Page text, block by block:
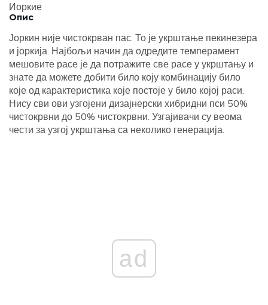
Иоркие
Опис
Јоркин није чистокрван пас. То је укрштање пекинезера
и јоркија. Најбољи начин да одредите темперамент
мешовите расе је да потражите све расе у укрштању и
знате да можете добити било коју комбинацију било
које од карактеристика које постоје у било којој раси.
Нису сви ови узгојени дизајнерски хибридни пси 50%
чистокрвни до 50% чистокрвни. Узгајивачи су веома
чести за узгој укрштања са неколико генерација.
ad